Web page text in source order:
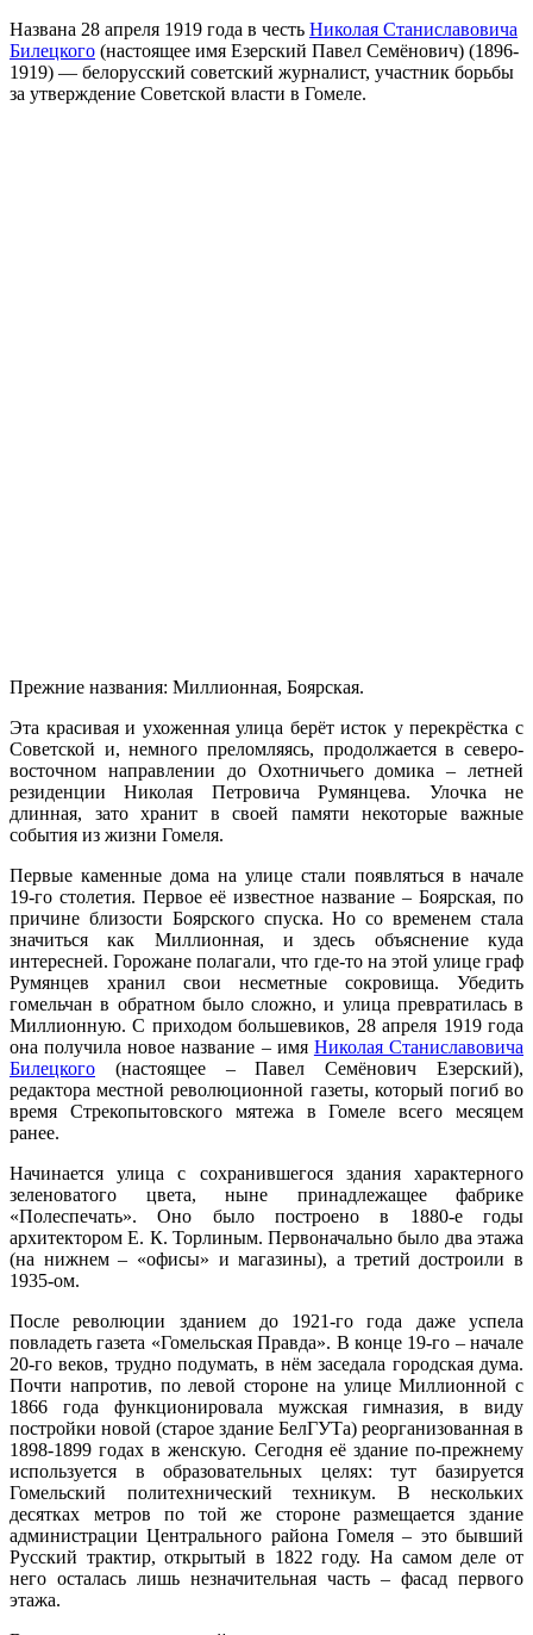
Названа 28 апреля 1919 года в честь Николая Станиславовича
Билецкого (настоящее имя Езерский Павел Семёнович) (1896-
1919) — белорусский советский журналист, участник борьбы
за утверждение Советской власти в Гомеле.
Прежние названия: Миллионная, Боярская.
Эта красивая и ухоженная улица берёт исток у перекрёстка с
Советской и, немного преломляясь, продолжается в северо-
восточном направлении до Охотничьего домика – летней
резиденции Николая Петровича Румянцева. Улочка не
длинная, зато хранит в своей памяти некоторые важные
события из жизни Гомеля.
Первые каменные дома на улице стали появляться в начале
19-го столетия. Первое её известное название – Боярская, по
причине близости Боярского спуска. Но со временем стала
значиться как Миллионная, и здесь объяснение куда
интересней. Горожане полагали, что где-то на этой улице граф
Румянцев хранил свои несметные сокровища. Убедить
гомельчан в обратном было сложно, и улица превратилась в
Миллионную. С приходом большевиков, 28 апреля 1919 года
она получила новое название – имя Николая Станиславовича
Билецкого (настоящее – Павел Семёнович Езерский),
редактора местной революционной газеты, который погиб во
время Стрекопытовского мятежа в Гомеле всего месяцем
ранее.
Начинается улица с сохранившегося здания характерного
зеленоватого цвета, ныне принадлежащее фабрике
«Полеспечать». Оно было построено в 1880-е годы
архитектором Е. К. Торлиным. Первоначально было два этажа
(на нижнем – «офисы» и магазины), а третий достроили в
1935-ом.
После революции зданием до 1921-го года даже успела
повладеть газета «Гомельская Правда». В конце 19-го – начале
20-го веков, трудно подумать, в нём заседала городская дума.
Почти напротив, по левой стороне на улице Миллионной с
1866 года функционировала мужская гимназия, в виду
постройки новой (старое здание БелГУТа) реорганизованная в
1898-1899 годах в женскую. Сегодня её здание по-прежнему
используется в образовательных целях: тут базируется
Гомельский политехнический техникум. В нескольких
десятках метров по той же стороне размещается здание
администрации Центрального района Гомеля – это бывший
Русский трактир, открытый в 1822 году. На самом деле от
него осталась лишь незначительная часть – фасад первого
этажа.